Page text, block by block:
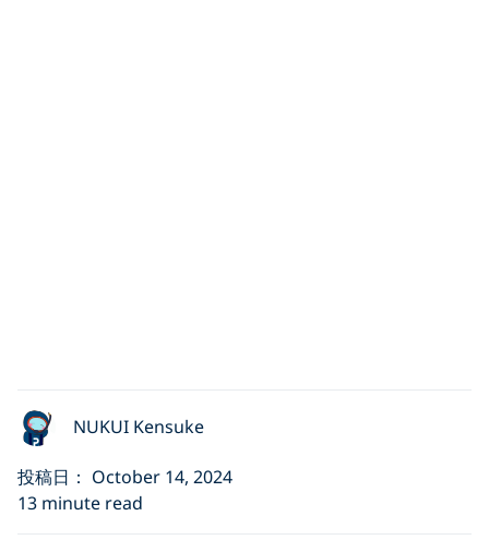
NUKUI Kensuke
投稿日： October 14, 2024
13 minute read